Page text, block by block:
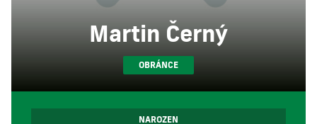
Martin Černý
OBRÁNCE
NAROZEN